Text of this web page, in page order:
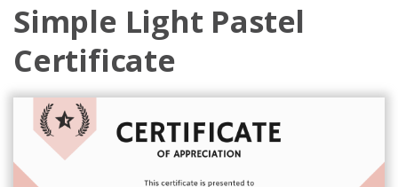
Simple Light Pastel
Certificate